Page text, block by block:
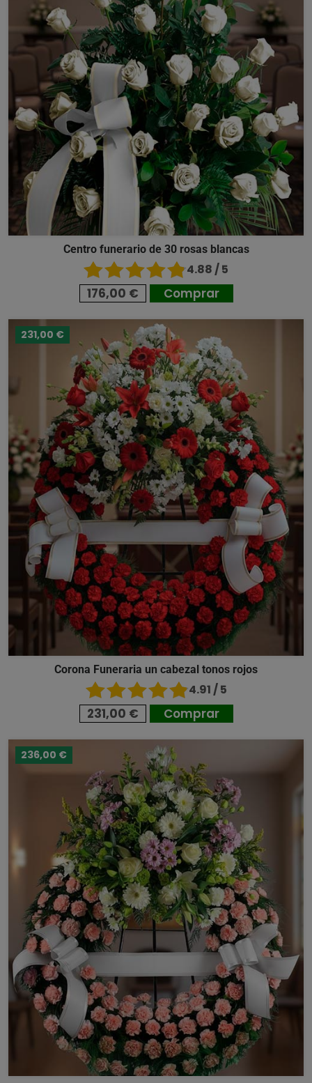
Centro funerario de 30 rosas blancas
4.88 / 5
176,00 € Comprar
231,00 €
Corona Funeraria un cabezal tonos rojos
4.91 / 5
231,00 € Comprar
236,00 €